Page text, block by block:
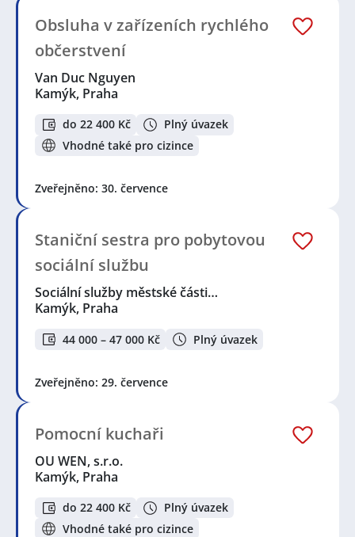
Obsluha v zařízeních rychlého
občerstvení
Van Duc Nguyen
Kamýk, Praha
do 22 400 Kč
Plný úvazek
Vhodné také pro cizince
Zveřejněno: 30. července
Staniční sestra pro pobytovou
sociální službu
Sociální služby městské části…
Kamýk, Praha
44 000 – 47 000 Kč Plný úvazek
Zveřejněno: 29. července
Pomocní kuchaři
OU WEN, s.r.o.
Kamýk, Praha
do 22 400 Kč
Plný úvazek
Vhodné také pro cizince